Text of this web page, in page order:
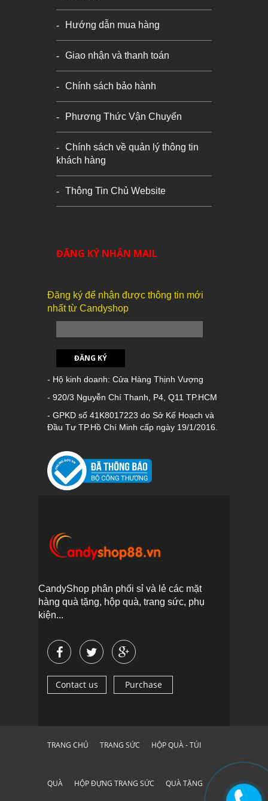
Hướng dẫn mua hàng
Giao nhận và thanh toán
Chính sách bảo hành
Phương Thức Vận Chuyển
Chính sách về quản lý thông tin
khách hàng
Thông Tin Chủ Website
ĐĂNG KÝ NHẬN MAIL
Đăng ký để nhận được thông tin mới
nhất từ Candyshop
ĐĂNG KÝ
- Hộ kinh doanh: Cửa Hàng Thịnh Vượng
- 920/3 Nguyễn Chí Thanh, P4, Q11 TP.HCM
- GPKD số 41K8017223 do Sở Kế Hoạch và
Đầu Tư TP.Hồ Chí Minh cấp ngày 19/1/2016.
CandyShop phân phối sỉ và lẻ các mặt
hàng quà tặng, hộp quà, trang sức, phụ
kiện...
Contact us Purchase
TRANG CHỦ TRANG SỨC HỘP QUÀ - TÚI
QUÀ HỘP ĐỰNG TRANG SỨC QUÀ TẶNG